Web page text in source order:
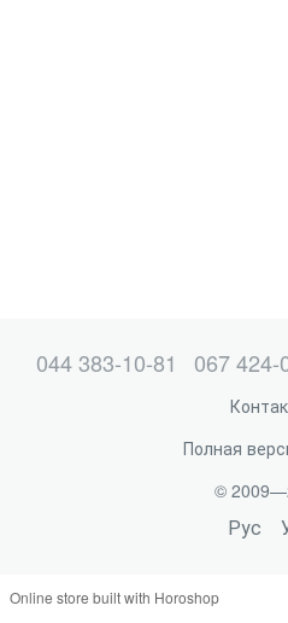
044 383-10-81 067 424-
Полная
©
Рус
Online store built with Horoshop